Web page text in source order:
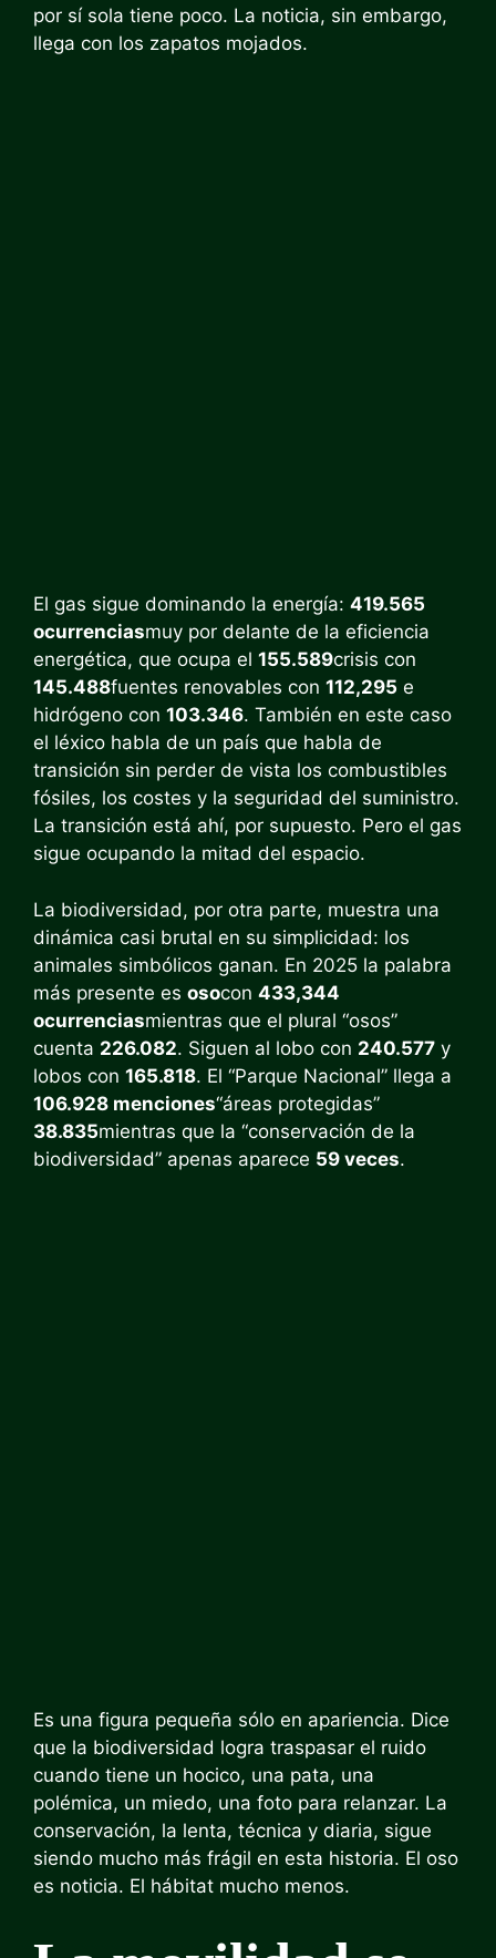
por sí sola tiene poco. La noticia, sin embargo,
llega con los zapatos mojados.
El gas sigue dominando la energía: 419.565
ocurrenciasmuy por delante de la eficiencia
energética, que ocupa el 155.589crisis con
145.488fuentes renovables con 112,295 e
hidrógeno con 103.346. También en este caso
el léxico habla de un país que habla de
transición sin perder de vista los combustibles
fósiles, los costes y la seguridad del suministro.
La transición está ahí, por supuesto. Pero el gas
sigue ocupando la mitad del espacio.
La biodiversidad, por otra parte, muestra una
dinámica casi brutal en su simplicidad: los
animales simbólicos ganan. En 2025 la palabra
más presente es osocon 433,344
ocurrenciasmientras que el plural “osos”
cuenta 226.082. Siguen al lobo con 240.577 y
lobos con 165.818. El “Parque Nacional” llega a
106.928 menciones“áreas protegidas”
38.835mientras que la “conservación de la
biodiversidad” apenas aparece 59 veces.
Es una figura pequeña sólo en apariencia. Dice
que la biodiversidad logra traspasar el ruido
cuando tiene un hocico, una pata, una
polémica, un miedo, una foto para relanzar. La
conservación, la lenta, técnica y diaria, sigue
siendo mucho más frágil en esta historia. El oso
es noticia. El hábitat mucho menos.